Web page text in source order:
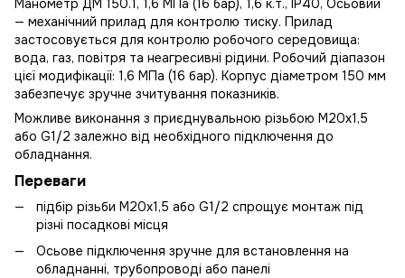
— механічний прилад для контролю тиску. Прилад
застосовується для контролю робочого середовища:
вода, газ, повітря та неагресивні рідини. Робочий діапазон
цієї модифікації: 1,6 МПа (16 бар). Корпус діаметром 150 мм
забезпечує зручне зчитування показників.
Можливе виконання з приєднувальною різьбою М20х1,5
або G1/2 залежно від необхідного підключення до
обладнання.
Переваги
підбір різьби М20х1,5 або G1/2 спрощує монтаж під
різні посадкові місця
Осьове підключення зручне для встановлення на
обладнанні, трубопроводі або панелі